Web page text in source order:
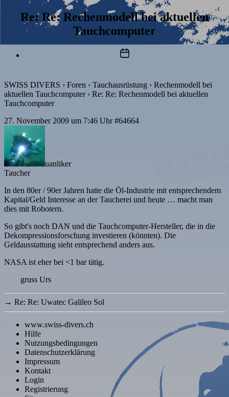
Re: Re: Rechenmodell bei aktuellen
Tauchcomputer
Beitragsdatum
SWISS DIVERS › Foren › Tauchausrüstung › Rechenmodell bei
aktuellen Tauchcomputer › Re: Re: Rechenmodell bei aktuellen
Tauchcomputer
27. November 2009 um 7:46 Uhr #64664
uanliker
Taucher
In den 80er / 90er Jahren hatte die Öl-Industrie mit entsprechendem
Kapital/Geld Interesse an der Taucherei und heute … macht man
dies mit Robotern.
So gibt's noch DAN und die Tauchcomputer-Hersteller, die in die
Dekompressionsforschung investieren (könnten). Die
Geldausstattung sieht entsprechend anders aus.
NASA ist eher bei <1 bar tätig.
gruss Urs
→ Re: Re: Uwatec Galileo Sol
www.swiss-divers.ch
Hilfe
Nutzungsbedingungen
Datenschutzerklärung
Impressum
Kontakt
Login
Registrierung